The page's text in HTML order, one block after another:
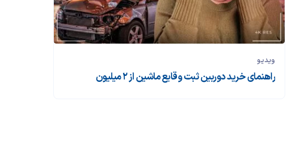
ویدیو
راهنمای خرید دوربین ثبت وقایع ماشین از ۲ میلیون